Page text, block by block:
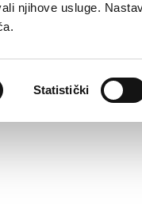
njihove usluge.
Statistički